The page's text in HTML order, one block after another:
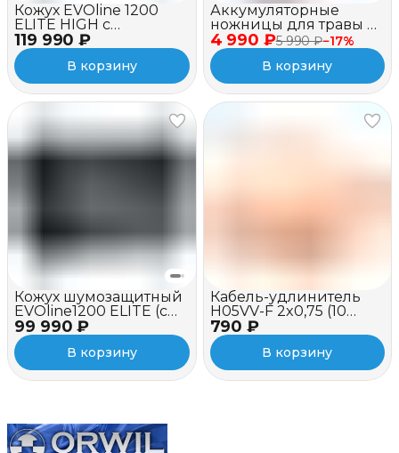
119 990 ₽
Кожух EVOline 1200
ELITE HIGH c
вентилятором
В корзину
4 990 ₽5 990 ₽−17%
Аккумуляторные
ножницы для травы и
кустов EVOline GSB
7.2V
В корзину
99 990 ₽
Кожух шумозащитный
EVOline1200 ELITE (c
вентилятором)
В корзину
790 ₽
Кабель-удлинитель
H05VV-F 2x0,75 (10
метров, оранжевый)
В корзину